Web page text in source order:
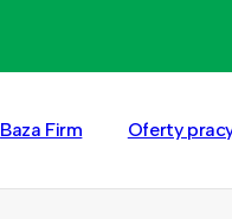
Baza Firm Oferty